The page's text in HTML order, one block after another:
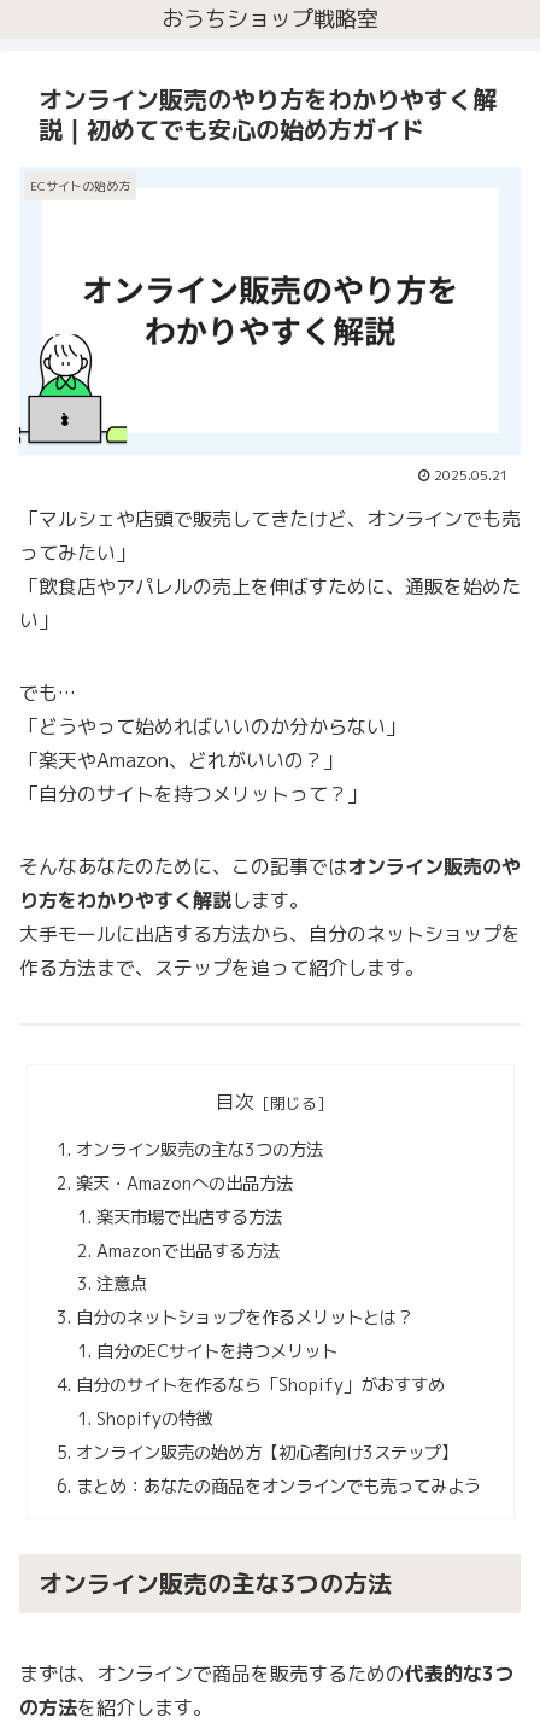
おうちショップ戦略室
オンライン販売のやり方をわかりやすく解
説｜初めてでも安心の始め方ガイド
ECサイトの始め方
2025.05.21
「マルシェや店頭で販売してきたけど、オンラインでも売
ってみたい」
「飲食店やアパレルの売上を伸ばすために、通販を始めた
い」
でも…
「どうやって始めればいいのか分からない」
「楽天やAmazon、どれがいいの？」
「自分のサイトを持つメリットって？」
そんなあなたのために、この記事ではオンライン販売のや
り方をわかりやすく解説します。
大手モールに出店する方法から、自分のネットショップを
作る方法まで、ステップを追って紹介します。
目次
オンライン販売の主な3つの方法
楽天・Amazonへの出品方法
楽天市場で出店する方法
Amazonで出品する方法
注意点
自分のネットショップを作るメリットとは？
自分のECサイトを持つメリット
自分のサイトを作るなら「Shopify」がおすすめ
Shopifyの特徴
オンライン販売の始め方【初心者向け3ステップ】
まとめ：あなたの商品をオンラインでも売ってみよう
オンライン販売の主な3つの方法
まずは、オンラインで商品を販売するための代表的な3つ
の方法を紹介します。